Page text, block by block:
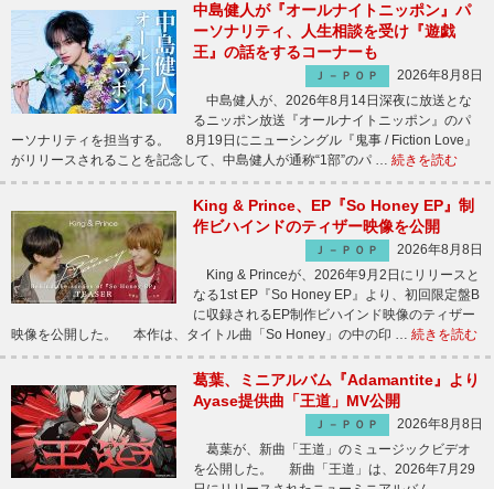
中島健人が『オールナイトニッポン』パ
ーソナリティ、人生相談を受け『遊戯
王』の話をするコーナーも
Ｊ－ＰＯＰ
2026年8月8日
中島健人が、2026年8月14日深夜に放送とな
るニッポン放送『オールナイトニッポン』のパ
ーソナリティを担当する。 8月19日にニューシングル『鬼事 / Fiction Love』
がリリースされることを記念して、中島健人が通称“1部”のパ … 続きを読む
King & Prince、EP『So Honey EP』制
作ビハインドのティザー映像を公開
Ｊ－ＰＯＰ
2026年8月8日
King & Princeが、2026年9月2日にリリースと
なる1st EP『So Honey EP』より、初回限定盤B
に収録されるEP制作ビハインド映像のティザー
映像を公開した。 本作は、タイトル曲「So Honey」の中の印 … 続きを読む
葛葉、ミニアルバム『Adamantite』より
Ayase提供曲「王道」MV公開
Ｊ－ＰＯＰ
2026年8月8日
葛葉が、新曲「王道」のミュージックビデオ
を公開した。 新曲「王道」は、2026年7月29